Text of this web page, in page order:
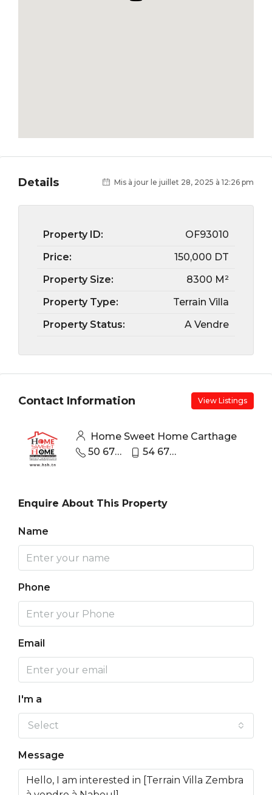
Details Mis à jour le juillet 28, 2025 à 12:26 pm
Property ID:
OF93010
Price:
150,000 DT
Property Size:
8300 M²
Property Type:
Terrain Villa
Property Status:
A Vendre
Contact Information View Listings
Home Sweet Home Carthage
50 670 440
54 670 670
Enquire About This Property
Name
Phone
Email
I'm a
Select
Message